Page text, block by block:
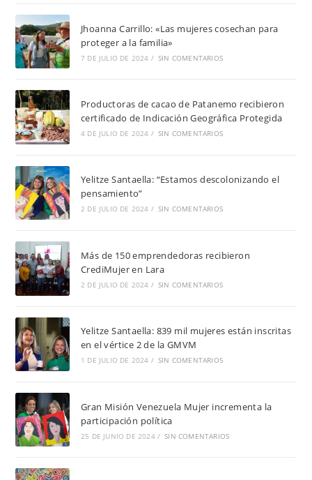
Jhoanna Carrillo: «Las mujeres cosechan para
proteger a la familia»
7 DE JULIO DE 2024 / SIN COMENTARIOS
Productoras de cacao de Patanemo recibieron
certificado de Indicación Geográfica Protegida
4 DE JULIO DE 2024 / SIN COMENTARIOS
Yelitze Santaella: “Estamos descolonizando el
pensamiento”
2 DE JULIO DE 2024 / SIN COMENTARIOS
Más de 150 emprendedoras recibieron
CrediMujer en Lara
2 DE JULIO DE 2024 / SIN COMENTARIOS
Yelitze Santaella: 839 mil mujeres están inscritas
en el vértice 2 de la GMVM
1 DE JULIO DE 2024 / SIN COMENTARIOS
Gran Misión Venezuela Mujer incrementa la
participación política
25 DE JUNIO DE 2024 / SIN COMENTARIOS